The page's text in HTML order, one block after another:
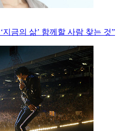
지금의 삶’ 함께할 사람 찾는 것”